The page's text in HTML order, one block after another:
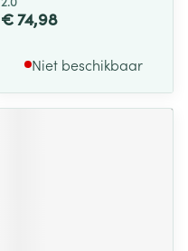
€ 74,98
Niet beschikbaar